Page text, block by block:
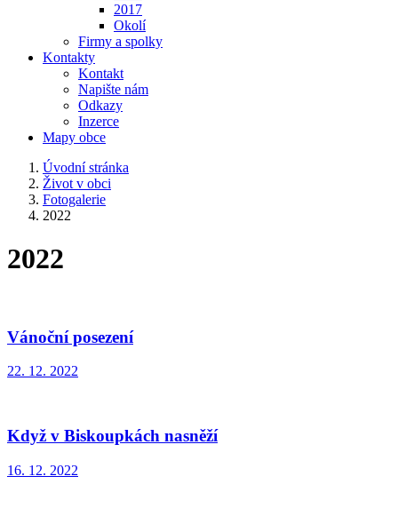
2017
Okolí
Firmy a spolky
Kontakty
Kontakt
Napište nám
Odkazy
Inzerce
Mapy obce
Úvodní stránka
Život v obci
Fotogalerie
2022
2022
Vánoční posezení
22. 12. 2022
Když v Biskoupkách nasněží
16. 12. 2022